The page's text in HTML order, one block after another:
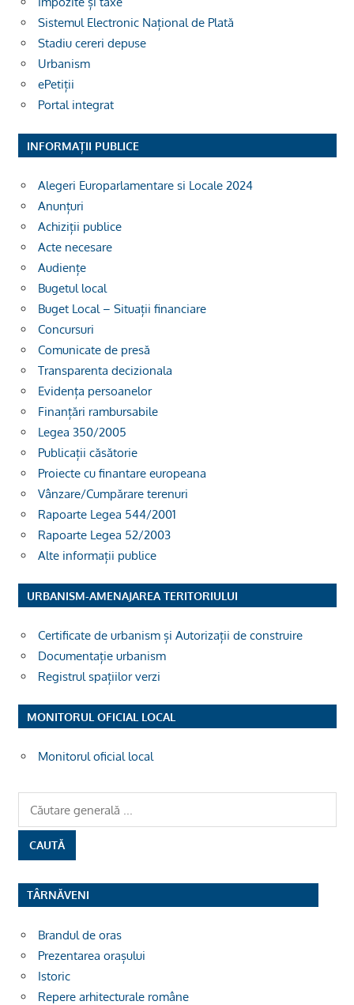
Sistemul Electronic Național de Plată
Stadiu cereri depuse
Urbanism
ePetiții
Portal integrat
INFORMAȚII PUBLICE
Alegeri Europarlamentare si Locale 2024
Anunțuri
Achiziții publice
Acte necesare
Audiențe
Bugetul local
Buget Local – Situații financiare
Concursuri
Comunicate de presă
Transparenta decizionala
Evidența persoanelor
Finanțări rambursabile
Legea 350/2005
Publicații căsătorie
Proiecte cu finantare europeana
Vânzare/Cumpărare terenuri
Rapoarte Legea 544/2001
Rapoarte Legea 52/2003
Alte informații publice
URBANISM-AMENAJAREA TERITORIULUI
Certificate de urbanism și Autorizații de construire
Documentație urbanism
Registrul spațiilor verzi
MONITORUL OFICIAL LOCAL
Monitorul oficial local
TÂRNĂVENI
Brandul de oras
Prezentarea orașului
Istoric
Repere arhitecturale române